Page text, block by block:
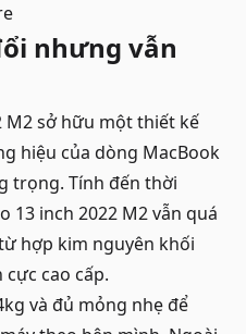
nhưng vẫn
M2 sở hữu một thiết kế
hiệu của dòng MacBook
trọng. Tính đến thời
13 inch 2022 M2 vẫn quá
hợp kim nguyên khối
cao cấp.
và đủ mỏng nhẹ để